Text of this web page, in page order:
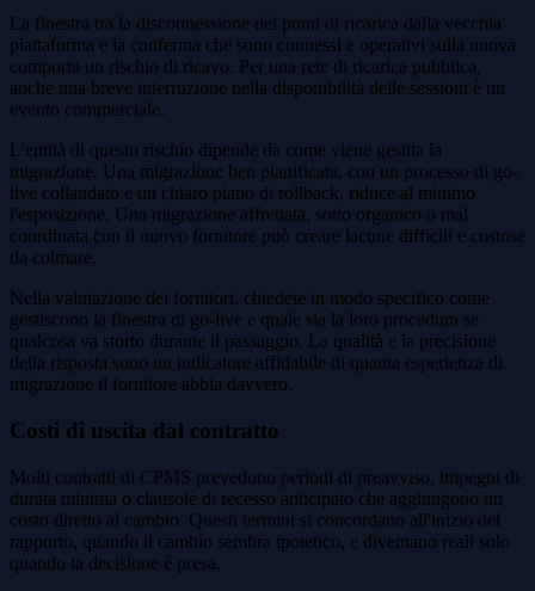
La finestra tra la disconnessione dei punti di ricarica dalla vecchia
piattaforma e la conferma che sono connessi e operativi sulla nuova
comporta un rischio di ricavo. Per una rete di ricarica pubblica,
anche una breve interruzione nella disponibilità delle sessioni è un
evento commerciale.
L'entità di questo rischio dipende da come viene gestita la
migrazione. Una migrazione ben pianificata, con un processo di go-
live collaudato e un chiaro piano di rollback, riduce al minimo
l'esposizione. Una migrazione affrettata, sotto organico o mal
coordinata con il nuovo fornitore può creare lacune difficili e costose
da colmare.
Nella valutazione dei fornitori, chiedete in modo specifico come
gestiscono la finestra di go-live e quale sia la loro procedura se
qualcosa va storto durante il passaggio. La qualità e la precisione
della risposta sono un indicatore affidabile di quanta esperienza di
migrazione il fornitore abbia davvero.
Costi di uscita dal contratto
Molti contratti di CPMS prevedono periodi di preavviso, impegni di
durata minima o clausole di recesso anticipato che aggiungono un
costo diretto al cambio. Questi termini si concordano all'inizio del
rapporto, quando il cambio sembra ipotetico, e diventano reali solo
quando la decisione è presa.